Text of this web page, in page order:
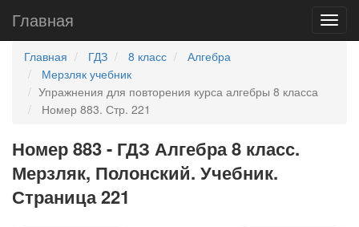
Главная
Главная ГДЗ 8 класс
Алгебра
Мерзляк учебник
Упражнения для повторения курса алгебры 8 класса
Номер 883. Стр. 221
Номер 883 - ГДЗ Алгебра 8 класс.
Мерзляк, Полонский. Учебник.
Страница 221